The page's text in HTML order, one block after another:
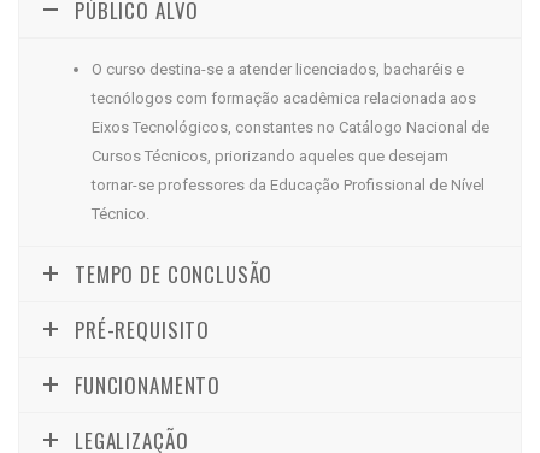
PÚBLICO ALVO
O curso destina-se a atender licenciados, bacharéis e
tecnólogos com formação acadêmica relacionada aos
Eixos Tecnológicos, constantes no Catálogo Nacional de
Cursos Técnicos, priorizando aqueles que desejam
tornar-se professores da Educação Profissional de Nível
Técnico.
TEMPO DE CONCLUSÃO
PRÉ-REQUISITO
FUNCIONAMENTO
LEGALIZAÇÃO